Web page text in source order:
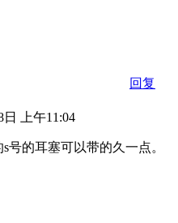
回复
日 上午11:04
号的耳塞可以带的久一点。